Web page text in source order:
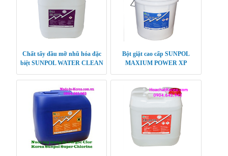
Chất tẩy dầu mỡ nhũ hóa đặc
biệt SUNPOL WATER CLEAN
Bột giặt cao cấp SUNPOL
MAXIUM POWER XP